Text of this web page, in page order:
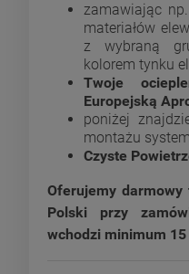
zamawiając
materiałów
z wybraną
kolorem tynku
Twoje
Europejską
poniżej
montażu
Czyste
Oferujemy
Polski przy
wchodzi minimum